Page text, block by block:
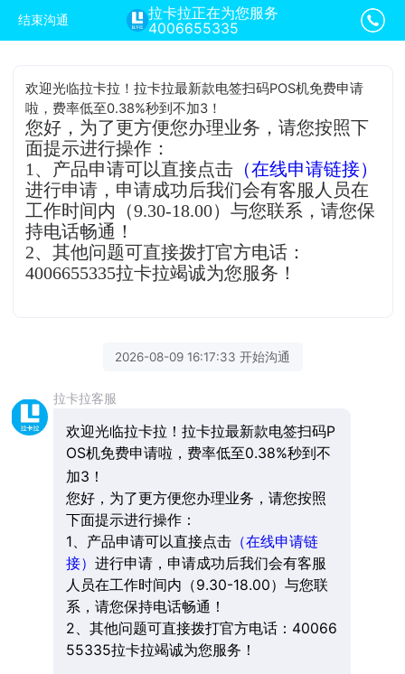
结束沟通
拉卡拉正在为您服务
4006655335
欢迎光临拉卡拉！拉卡拉最新款电签扫码POS机免费申请
啦，费率低至0.38%秒到不加3！
您好，为了更方便您办理业务，请您按照下
面提示进行操作：
1、产品申请可以直接点击 （在线申请链接）
进行申请，申请成功后我们会有客服人员在
工作时间内（9.30-18.00）与您联系，请您保
持电话畅通！
2、其他问题可直接拨打官方电话：
4006655335拉卡拉竭诚为您服务！
2026-08-09 16:17:33 开始沟通
拉卡拉客服
欢迎光临拉卡拉！拉卡拉最新款电签扫码P
OS机免费申请啦，费率低至0.38%秒到不
加3！
您好，为了更方便您办理业务，请您按照
下面提示进行操作：
1、产品申请可以直接点击（在线申请链
接） 进行申请，申请成功后我们会有客服
人员在工作时间内（9.30-18.00）与您联
系，请您保持电话畅通！
2、其他问题可直接拨打官方电话：40066
55335拉卡拉竭诚为您服务！